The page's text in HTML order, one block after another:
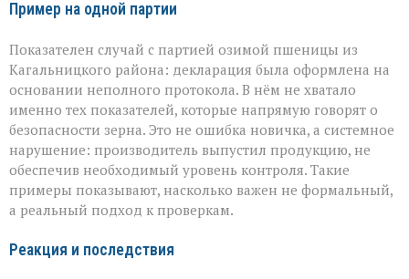
Пример на одной партии
Показателен случай с партией озимой пшеницы из
Кагальницкого района: декларация была оформлена на
основании неполного протокола. В нём не хватало
именно тех показателей, которые напрямую говорят о
безопасности зерна. Это не ошибка новичка, а системное
нарушение: производитель выпустил продукцию, не
обеспечив необходимый уровень контроля. Такие
примеры показывают, насколько важен не формальный,
а реальный подход к проверкам.
Реакция и последствия